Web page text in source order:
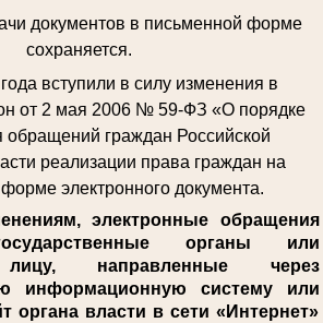
документов в письменной форме
сохраняется.
вступили в силу изменения в
от 2 мая 2006 № 59-ФЗ «О порядке
обращений граждан Российской
реализации права граждан на
электронного документа.
электронные обращения
органы или
лицу, направленные через
информационную систему или
органа власти в сети «Интернет»